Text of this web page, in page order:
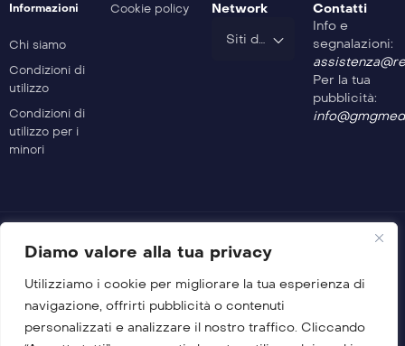
Diamo valore alla tua privacy
Utilizziamo i cookie per migliorare la tua esperienza di
navigazione, offrirti pubblicità o contenuti
personalizzati e analizzare il nostro traffico. Cliccando
Informazioni
Chi siamo
Condizioni di
utilizzo
Condizioni di
utilizzo per i
minori
Cookie policy
Network
Siti del Gruppo
Contatti
Info e
segnalazioni:
Per la tua
pubblicità:
© 2026 GMG Media Company Di Mossutti Gianluca
Sede legale: Corso Umberto Maddalena 25 – Cap 83030 –
Venticano (AV)